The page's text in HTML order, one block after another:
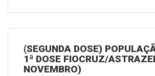
(SEGUNDA DOSE)
1ª DOSE FIOCRUZ/
NOVEMBRO)